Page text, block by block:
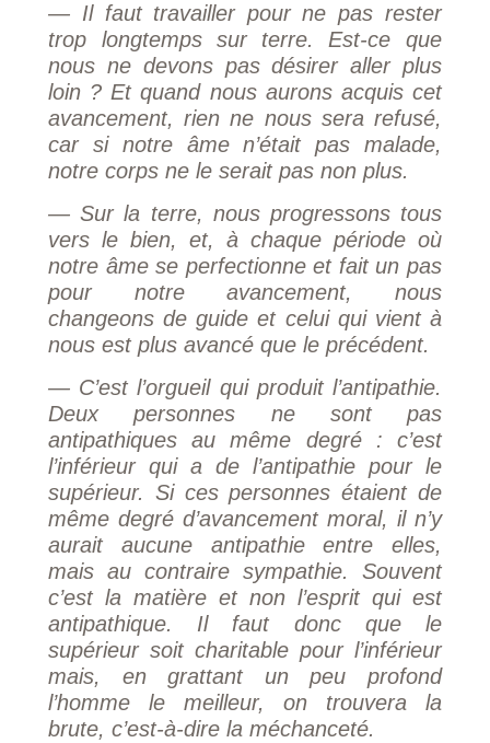
— Il faut travailler pour ne pas rester
trop longtemps sur terre. Est-ce que
nous ne devons pas désirer aller plus
loin ? Et quand nous aurons acquis cet
avancement, rien ne nous sera refusé,
car si notre âme n’était pas malade,
notre corps ne le serait pas non plus.
— Sur la terre, nous progressons tous
vers le bien, et, à chaque période où
notre âme se perfectionne et fait un pas
pour notre avancement, nous
changeons de guide et celui qui vient à
nous est plus avancé que le précédent.
— C’est l’orgueil qui produit l’antipathie.
Deux personnes ne sont pas
antipathiques au même degré : c’est
l’inférieur qui a de l’antipathie pour le
supérieur. Si ces personnes étaient de
même degré d’avancement moral, il n’y
aurait aucune antipathie entre elles,
mais au contraire sympathie. Souvent
c’est la matière et non l’esprit qui est
antipathique. Il faut donc que le
supérieur soit charitable pour l’inférieur
mais, en grattant un peu profond
l’homme le meilleur, on trouvera la
brute, c’est-à-dire la méchanceté.